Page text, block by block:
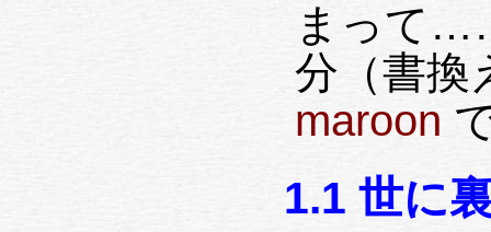
まって
分（書換
maroon
1.1 世に